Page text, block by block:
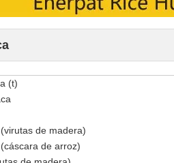
(t)
de madera)
de arroz)